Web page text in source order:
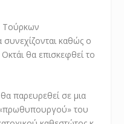
Τούρκων
καθώς ο
θα επισκεφθεί το
παρευρεθεί σε μια
του